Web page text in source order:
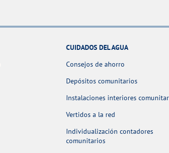
CUIDADOS DEL AGUA
Consejos de ahorro
Depósitos comunitarios
Instalaciones interiores
Vertidos a la red
Individualización contadores
comunitarios